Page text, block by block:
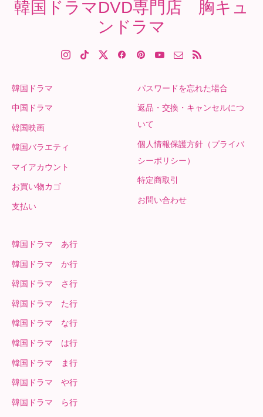
韓国ドラマDVD専門店 胸キュ
ンドラマ
韓国ドラマ
中国ドラマ
韓国映画
韓国バラエティ
マイアカウント
お買い物カゴ
支払い
パスワードを忘れた場合
返品・交換・キャンセルにつ
いて
個人情報保護方針（プライバ
シーポリシー）
特定商取引
お問い合わせ
韓国ドラマ あ行
韓国ドラマ か行
韓国ドラマ さ行
韓国ドラマ た行
韓国ドラマ な行
韓国ドラマ は行
韓国ドラマ ま行
韓国ドラマ や行
韓国ドラマ ら行